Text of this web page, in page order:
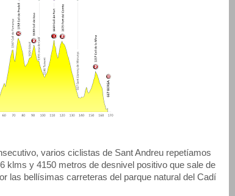
varios ciclistas de Sant Andreu repetíamos
klms y 4150 metros de desnivel positivo que sale de
las bellísimas carreteras del parque natural del Cadí